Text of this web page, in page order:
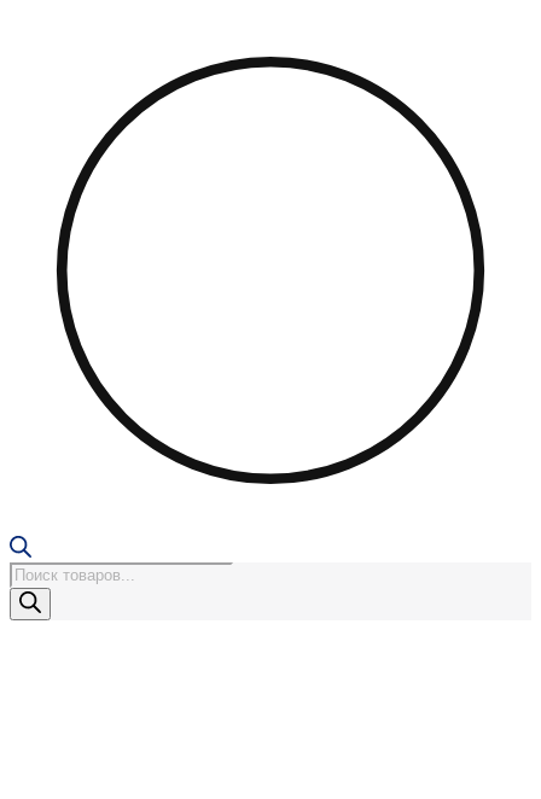
Поиск
товаров